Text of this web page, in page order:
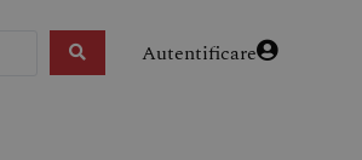
Autentificare